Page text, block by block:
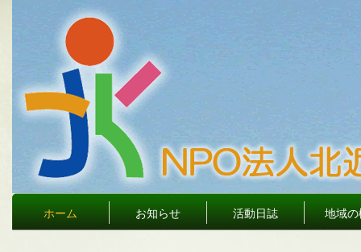
ホーム お知らせ 活動日誌 地域の